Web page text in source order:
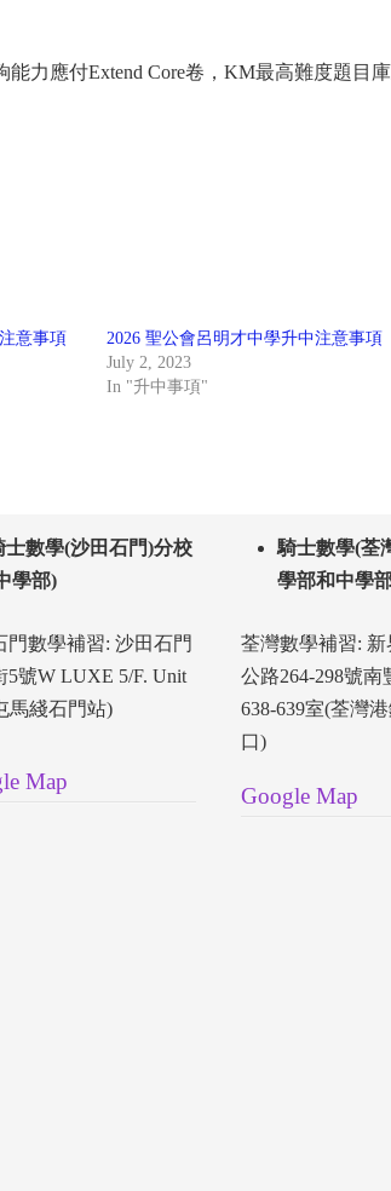
力應付Extend Core卷，KM最高難度題目
意事項
2026 聖公會呂明才中學升中注意事項
July 2, 2023
In "升中事項"
士數學(沙田石門)分校
學部)
門數學補習: 沙田石門
5號W LUXE 5/F. Unit
馬綫石門站)
Map
騎士數學(荃
學部和中學
荃灣數學補習:
公路264-298號南
638-639室(荃灣
口)
Google Map